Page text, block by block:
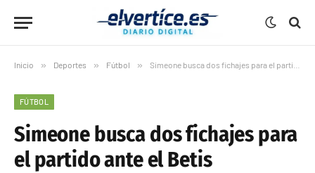
Inicio » Deportes » Fútbol » Simeone busca dos fichajes para el partido ante el Betis
FÚTBOL
Simeone busca dos fichajes para
el partido ante el Betis